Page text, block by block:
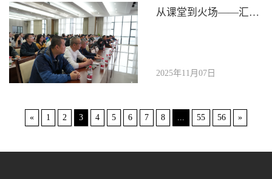
从课堂到火场——汇东股份消防培训与实战演练双管齐下
2025年11月07日
« 1 2 3 4 5 6 7 8 ... 55 56 »